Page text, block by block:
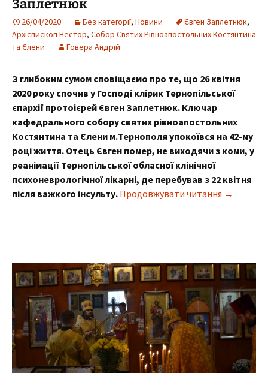
Заплетнюк
26/04/2020 Без категорії, Новини Євген Заплетнюк,
Архієпископ Нестор, Собор Святих Рівноапостольних Костянтина
та Єлени
Говера Андрій
З глибоким сумом сповіщаємо про те, що 26 квітня
2020 року спочив у Господі клірик Тернопільської
єпархії протоієрей Євген Заплетнюк. Ключар
кафедрального собору святих рівноапостольних
Костянтина та Єлени м.Тернополя упокоївся на 42-му
році життя. Отець Євген помер, не виходячи з коми, у
реанімації Тернопільської обласної клінічної
психоневрологічної лікарні, де перебував з 22 квітня
після важкого інсульту. Продовжувати читання →